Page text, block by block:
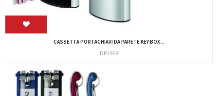
CASSETTA PORTACHIAVI DA PARETE KEY BOX...
DR1968